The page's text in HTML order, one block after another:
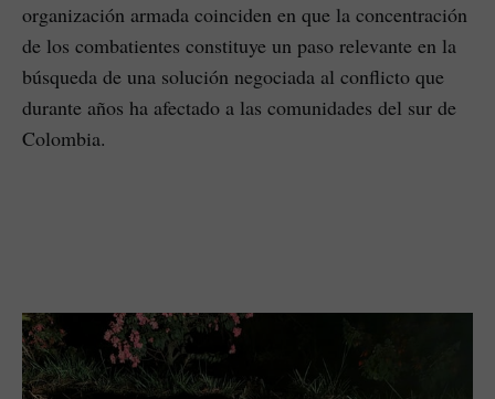
organización armada coinciden en que la concentración
de los combatientes constituye un paso relevante en la
búsqueda de una solución negociada al conflicto que
durante años ha afectado a las comunidades del sur de
Colombia.